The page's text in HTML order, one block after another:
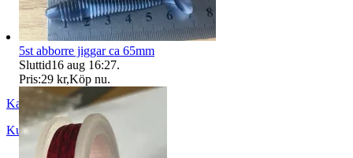
Kamel
Kumla
Sverige
5st abborre jiggar ca 65mm
Sluttid16 aug 16:27.
Pris:29 kr,Köp nu.